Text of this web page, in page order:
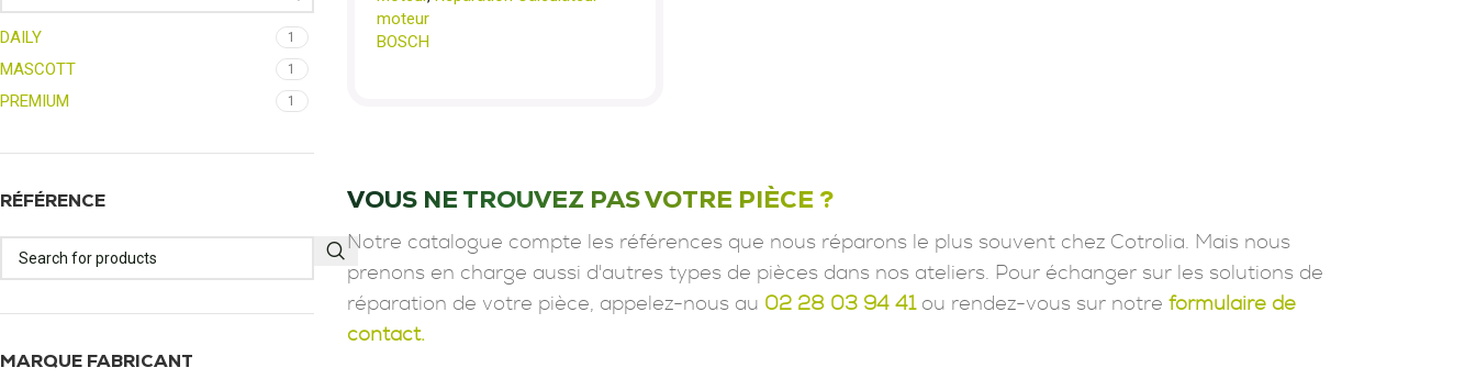
DAILY 1
MASCOTT 1
PREMIUM 1
RÉFÉRENCE
MARQUE FABRICANT
moteur
BOSCH
VOUS NE TROUVEZ PAS VOTRE PIÈCE ?
Notre catalogue compte les références que nous réparons le plus souvent chez Cotrolia. Mais nous
prenons en charge aussi d'autres types de pièces dans nos ateliers. Pour échanger sur les solutions de
réparation de votre pièce, appelez-nous au 02 28 03 94 41ou rendez-vous sur notre formulaire de
contact.